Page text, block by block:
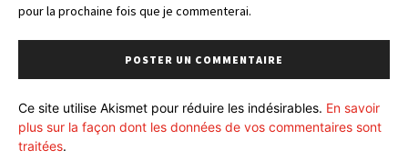
pour la prochaine fois que je commenterai.
Ce site utilise Akismet pour réduire les indésirables. En savoir
plus sur la façon dont les données de vos commentaires sont
traitées.